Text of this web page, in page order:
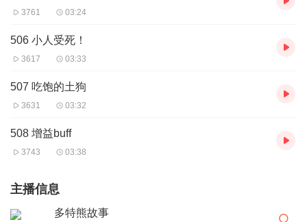
3761 03:24
506 小人受死！
3617 03:33
507 吃饱的土狗
3631 03:32
508 增益buff
3743 03:38
主播信息
多特熊故事